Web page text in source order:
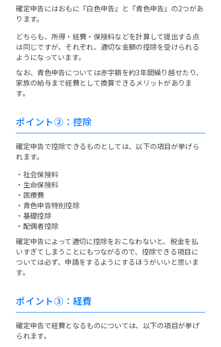
確定申告にはおもに『白色申告』と『青色申告』の2つがあ
ります。
どちらも、所得・経費・保険料などを計算して提出する点
は同じですが、それぞれ、適切な金額の控除を受けられる
ようになっています。
なお、青色申告については赤字額を約3年間繰り越せたり、
家族の給与まで経費として換算できるメリットがありま
す。
ポイント②：控除
確定申告で控除できるものとしては、以下の項目が挙げら
れます。
・社会保険料
・生命保険料
・医療費
・青色申告特別控除
・基礎控除
・配偶者控除
確定申告によって適切に控除をおこなわないと、税金を払
いすぎてしまうことにもつながるので、控除できる項目に
ついては必ず、申請をするようにするほうがいいと思いま
す。
ポイント③：経費
確定申告で経費となるものについては、以下の項目が挙げ
られます。